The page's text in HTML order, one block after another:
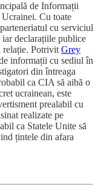
de Informații
Cu toate
cu serviciul
declarațiile publice
relație. Potrivit Grey
informații cu sediul în
din întreaga
ca CIA să aibă o
ucrainean, este
prealabil cu
realizate pe
ca Statele Unite să
țintele din afara